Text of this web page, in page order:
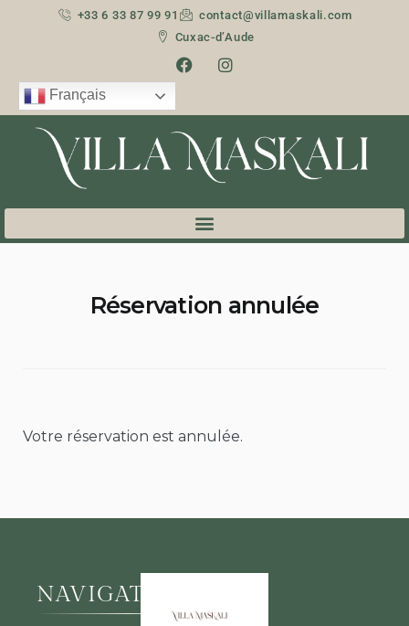
+33 6 33 87 99 91
contact@villamaskali.com
Cuxac-d’Aude
Français
Réservation annulée
Votre réservation est annulée.
NAVIGATION